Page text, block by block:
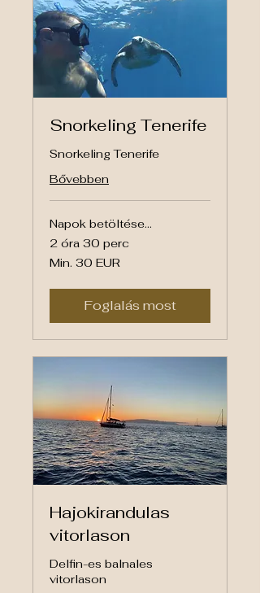
Snorkeling Tenerife
Snorkeling Tenerife
Bővebben
Napok betöltése...
2 óra 30 perc
Min.
30
Min. 30 EUR
Foglalás most
Hajokirandulas
vitorlason
Delfin-es balnales
vitorlason